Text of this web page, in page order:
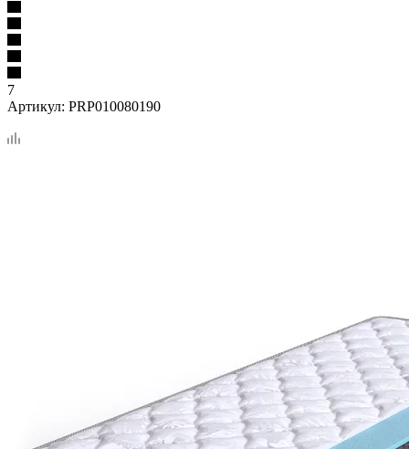
7
Артикул: PRP010080190